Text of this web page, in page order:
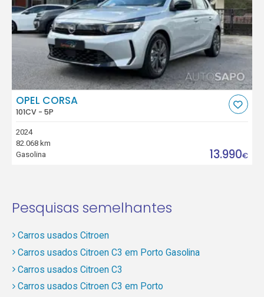
OPEL CORSA
101CV - 5P
2024
82.068 km
Gasolina
13.990€
Pesquisas semelhantes
Carros usados Citroen
Carros usados Citroen C3 em Porto Gasolina
Carros usados Citroen C3
Carros usados Citroen C3 em Porto